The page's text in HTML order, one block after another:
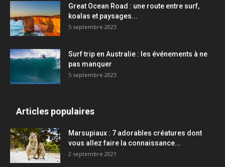
Great Ocean Road : une route entre surf,
koalas et paysages...
5 septembre 2023
Surf trip en Australie : les événements à ne
pas manquer
5 septembre 2023
Articles populaires
Marsupiaux : 7 adorables créatures dont
vous allez faire la connaissance...
2 septembre 2021